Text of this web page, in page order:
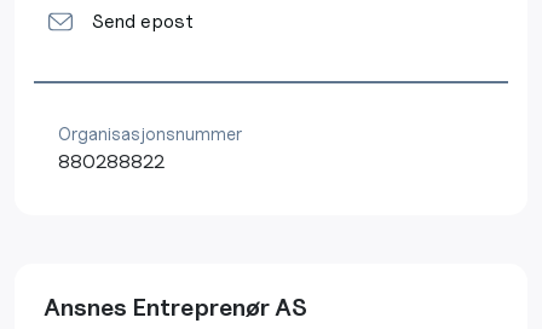
Send epost
Organisasjonsnummer
880288822
Ansnes Entreprenør AS